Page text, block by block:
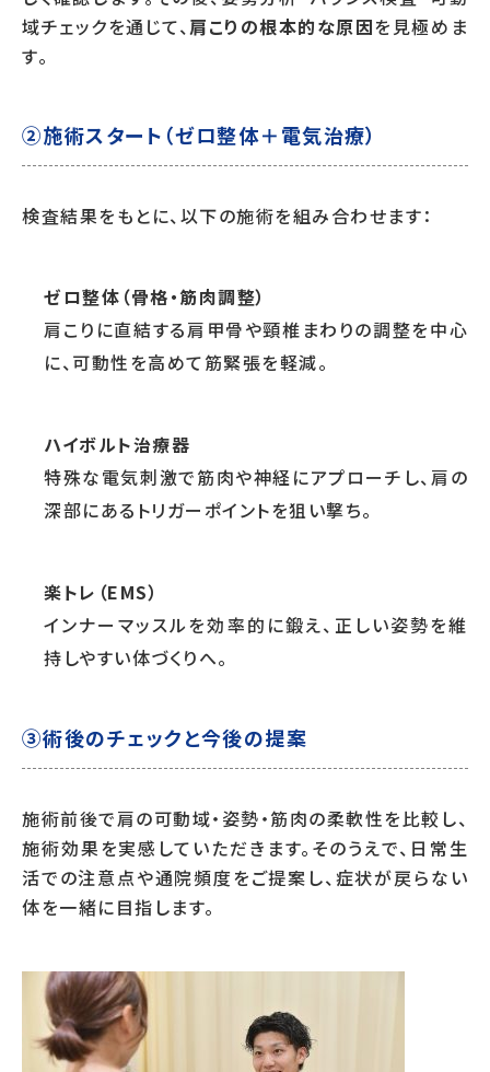
域チェックを通じて、肩こりの根本的な原因を見極めま
す。
②施術スタート（ゼロ整体＋電気治療）
検査結果をもとに、以下の施術を組み合わせます：
ゼロ整体（骨格・筋肉調整）
肩こりに直結する肩甲骨や頸椎まわりの調整を中心
に、可動性を高めて筋緊張を軽減。
ハイボルト治療器
特殊な電気刺激で筋肉や神経にアプローチし、肩の
深部にあるトリガーポイントを狙い撃ち。
楽トレ（EMS）
インナーマッスルを効率的に鍛え、正しい姿勢を維
持しやすい体づくりへ。
③術後のチェックと今後の提案
施術前後で肩の可動域・姿勢・筋肉の柔軟性を比較し、
施術効果を実感していただきます。そのうえで、日常生
活での注意点や通院頻度をご提案し、症状が戻らない
体を一緒に目指します。